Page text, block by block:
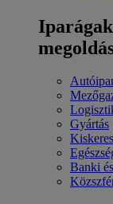
Gyártás
Banki